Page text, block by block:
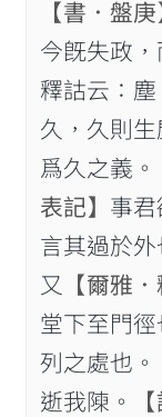
【書．盤庚
今旣失政，
釋詁云：
久，久則
爲久之義
表記】 事君
言其過於
又
【爾雅．
堂下至門徑
列之處也。
逝我𨻰。